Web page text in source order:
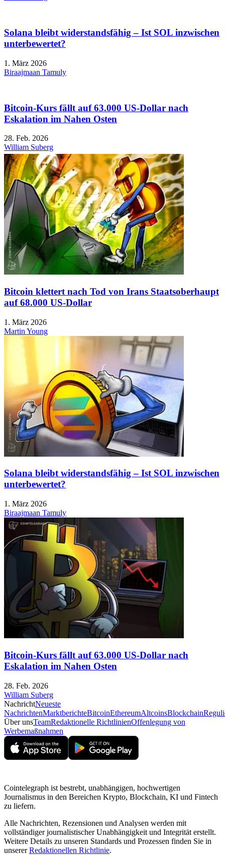
Solana bleibt widerstandsfähig – Ist SOL inzwischen
unterbewertet?
1. März 2026
Biraajmaan Tamuly
Bitcoin-Kurs fällt auf 63.000 US-Dollar nach
Eskalation im Nahen Osten
28. Feb. 2026
William Suberg
Bitcoin klettert nach Tod von Irans Staatsoberhaupt
auf 68.000 US-Dollar
1. März 2026
Martin Young
Solana bleibt widerstandsfähig – Ist SOL inzwischen
unterbewertet?
1. März 2026
Biraajmaan Tamuly
Bitcoin-Kurs fällt auf 63.000 US-Dollar nach
Eskalation im Nahen Osten
28. Feb. 2026
William Suberg
NachrichtNeueste
NachrichtenMarktberichteBitcoinEthereumAltcoinsBlockchain
Über unsTeamRedaktionelle RichtlinienOffenlegung von
Werbemaßnahmen
Cointelegraph ist bestrebt, unabhängigen, hochwertigen
Journalismus in den Bereichen Krypto, Blockchain, KI und Fintech
zu liefern.
Alle Nachrichten, Rezensionen und Analysen werden mit
vollständiger journalistischer Unabhängigkeit und Integrität erstellt.
Weitere Details zu unseren Standards und Prozessen finden Sie in
unsererRedaktionellen Richtlinie.